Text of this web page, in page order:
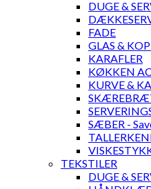
DUGE &
FADE
GLAS &
KARAFLER
KØKKEN
KURVE &
SÆBER -
TEKSTILER
DUGE &